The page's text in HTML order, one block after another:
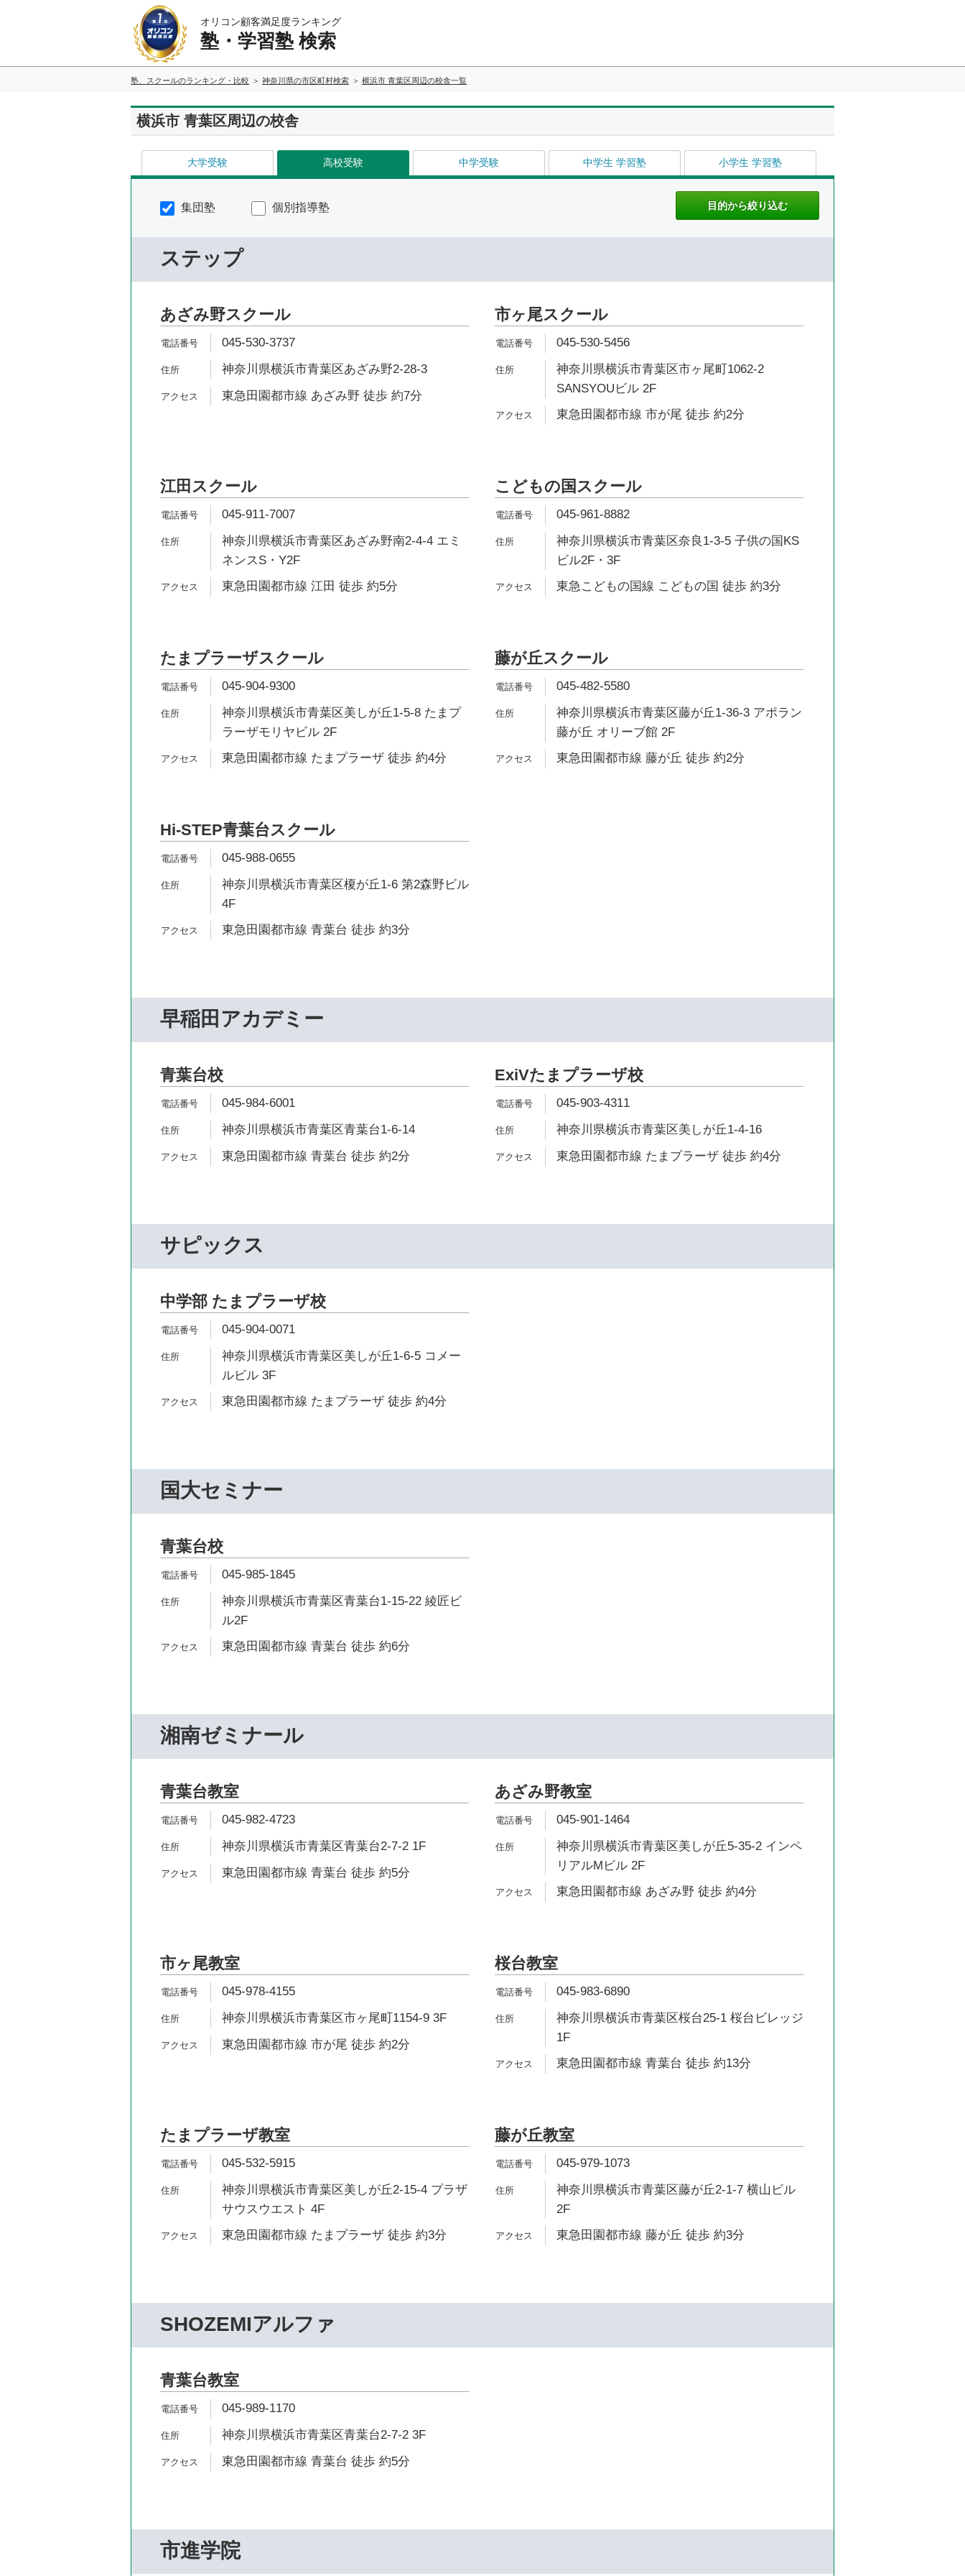
オリコン顧客満足度ランキング
塾・学習塾 検索
塾、スクールのランキング・比較 神奈川県の市区町村検索 横浜市 青葉区周辺の校舎一覧
横浜市 青葉区周辺の校舎
大学受験 高校受験 中学受験 中学生 学習塾 小学生 学習塾
集団塾 個別指導塾
ステップ
あざみ野スクール
045-530-3737
神奈川県横浜市青葉区あざみ野2-28-3
東急田園都市線 あざみ野 徒歩 約7分
市ヶ尾スクール
045-530-5456
神奈川県横浜市青葉区市ヶ尾町1062-2
SANSYOUビル 2F
東急田園都市線 市が尾 徒歩 約2分
江田スクール
045-911-7007
神奈川県横浜市青葉区あざみ野南2-4-4 エミ
ネンスS・Y2F
東急田園都市線 江田 徒歩 約5分
こどもの国スクール
045-961-8882
神奈川県横浜市青葉区奈良1-3-5 子供の国KS
ビル2F・3F
東急こどもの国線 こどもの国 徒歩 約3分
たまプラーザスクール
045-904-9300
神奈川県横浜市青葉区美しが丘1-5-8 たまプ
ラーザモリヤビル 2F
東急田園都市線 たまプラーザ 徒歩 約4分
藤が丘スクール
045-482-5580
神奈川県横浜市青葉区藤が丘1-36-3 アポラン
藤が丘 オリーブ館 2F
東急田園都市線 藤が丘 徒歩 約2分
Hi-STEP青葉台スクール
045-988-0655
神奈川県横浜市青葉区榎が丘1-6 第2森野ビル
4F
東急田園都市線 青葉台 徒歩 約3分
早稲田アカデミー
青葉台校
045-984-6001
神奈川県横浜市青葉区青葉台1-6-14
東急田園都市線 青葉台 徒歩 約2分
ExiVたまプラーザ校
045-903-4311
神奈川県横浜市青葉区美しが丘1-4-16
東急田園都市線 たまプラーザ 徒歩 約4分
サピックス
中学部 たまプラーザ校
045-904-0071
神奈川県横浜市青葉区美しが丘1-6-5 コメー
ルビル 3F
東急田園都市線 たまプラーザ 徒歩 約4分
国大セミナー
青葉台校
045-985-1845
神奈川県横浜市青葉区青葉台1-15-22 綾匠ビ
ル2F
東急田園都市線 青葉台 徒歩 約6分
湘南ゼミナール
青葉台教室
045-982-4723
神奈川県横浜市青葉区青葉台2-7-2 1F
東急田園都市線 青葉台 徒歩 約5分
あざみ野教室
045-901-1464
神奈川県横浜市青葉区美しが丘5-35-2 インペ
リアルMビル 2F
東急田園都市線 あざみ野 徒歩 約4分
市ヶ尾教室
045-978-4155
神奈川県横浜市青葉区市ヶ尾町1154-9 3F
東急田園都市線 市が尾 徒歩 約2分
桜台教室
045-983-6890
神奈川県横浜市青葉区桜台25-1 桜台ビレッジ
1F
東急田園都市線 青葉台 徒歩 約13分
たまプラーザ教室
045-532-5915
神奈川県横浜市青葉区美しが丘2-15-4 プラザ
サウスウエスト 4F
東急田園都市線 たまプラーザ 徒歩 約3分
藤が丘教室
045-979-1073
神奈川県横浜市青葉区藤が丘2-1-7 横山ビル
2F
東急田園都市線 藤が丘 徒歩 約3分
SHOZEMIアルファ
青葉台教室
045-989-1170
神奈川県横浜市青葉区青葉台2-7-2 3F
東急田園都市線 青葉台 徒歩 約5分
市進学院